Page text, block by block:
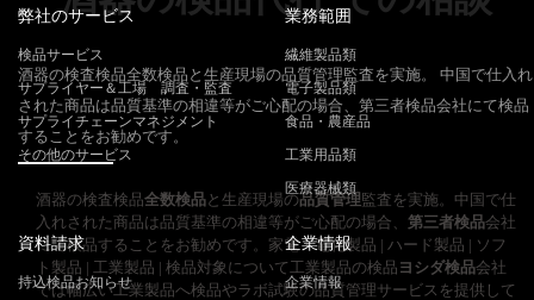
酒器の検査検品全数検品と生産現場の品質管理監査を実施。 中国で仕入れ
された商品は品質基準の相違等がご心配の場合、第三者検品会社にて検品
することをお勧めです。
酒器の検査検品全数検品と生産現場の品質管理監査を実施。中国で仕
入れされた商品は品質基準の相違等がご心配の場合、 第三者検品会社
にて検品することをお勧めです。家電・電化製品 | ハード製品 | ソフ
ト製品 | 工業製品 | 検品対象について工業製品の検品 ヨシダ検品会社
では幅広い工業製品へ検品やラボ試験の品質管理サービスを提供して
弊社のサービス
検品サービス
サプライヤー＆工場 調査・監査
サプライチェーンマネジメント
その他のサービス
業務範囲
繊維製品類
電子製品類
食品・農産品
工業用品類
医療器械類
資料請求
持込検品お知らせ
企業情報
企業情報